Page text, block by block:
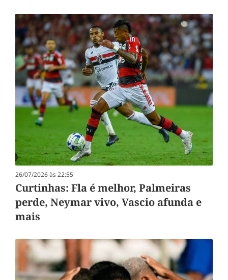
26/07/2026 às 22:55
Curtinhas: Fla é melhor, Palmeiras
perde, Neymar vivo, Vascio afunda e
mais